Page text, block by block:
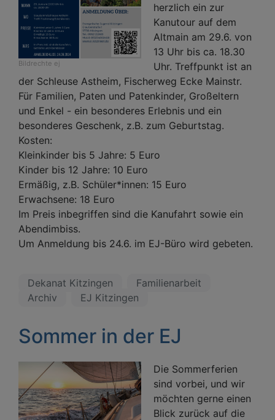
Bildrechte ej
herzlich ein zur
Kanutour auf dem
Altmain am 29.6. von
13 Uhr bis ca. 18.30
Uhr. Treffpunkt ist an
der Schleuse Astheim, Fischerweg Ecke Mainstr.
Für Familien, Paten und Patenkinder, Großeltern
und Enkel - ein besonderes Erlebnis und ein
besonderes Geschenk, z.B. zum Geburtstag.
Kosten:
Kleinkinder bis 5 Jahre: 5 Euro
Kinder bis 12 Jahre: 10 Euro
Ermäßig, z.B. Schüler*innen: 15 Euro
Erwachsene: 18 Euro
Im Preis inbegriffen sind die Kanufahrt sowie ein
Abendimbiss.
Um Anmeldung bis 24.6. im EJ-Büro wird gebeten.
Dekanat Kitzingen
Familienarbeit
Archiv
EJ Kitzingen
Sommer in der EJ
Die Sommerferien
sind vorbei, und wir
möchten gerne einen
Blick zurück auf die